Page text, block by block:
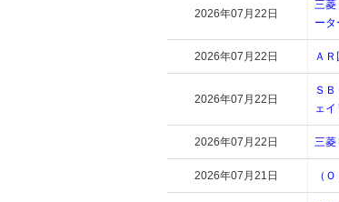
2026年07月22日
三
ータ
2026年07月22日 Ａ
2026年07月22日
Ｓ
ェ
2026年07月22日 三
2026年07月21日 （